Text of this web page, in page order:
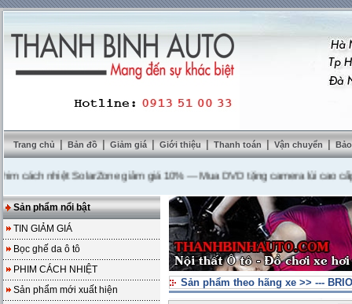
Trang chủ | Bản đồ | Giảm giá | Giới thiệu | Thanh toán | Vận chuyển |
nhiệt SolarZone giảm giá 10%---Mua DVD tặng camera lùi cao cấp---
Sản phẩm nổi bật
TIN GIẢM GIÁ
Bọc ghế da ô tô
PHIM CÁCH NHIỆT
Sản phẩm mới xuất hiện
Sản phẩm theo hãng xe >> --- BRIO